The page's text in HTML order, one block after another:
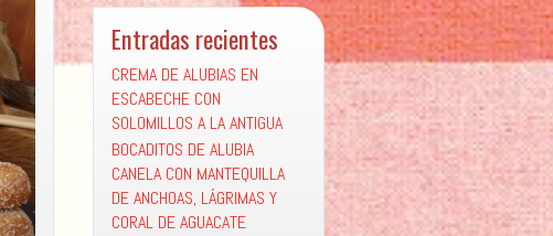
Entradas recientes
CREMA DE ALUBIAS EN
ESCABECHE CON
SOLOMILLOS A LA ANTIGUA
BOCADITOS DE ALUBIA
CANELA CON MANTEQUILLA
DE ANCHOAS, LÁGRIMAS Y
CORAL DE AGUACATE